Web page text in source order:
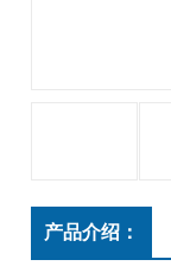
产品介绍：